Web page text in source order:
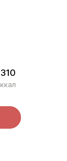
310
ккал